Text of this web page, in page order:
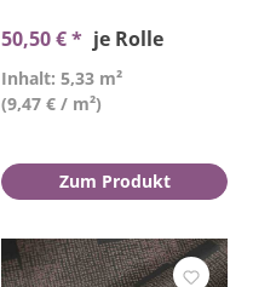
50,50 € * je Rolle
Inhalt: 5,33 m²
(9,47 € / m²)
Zum Produkt